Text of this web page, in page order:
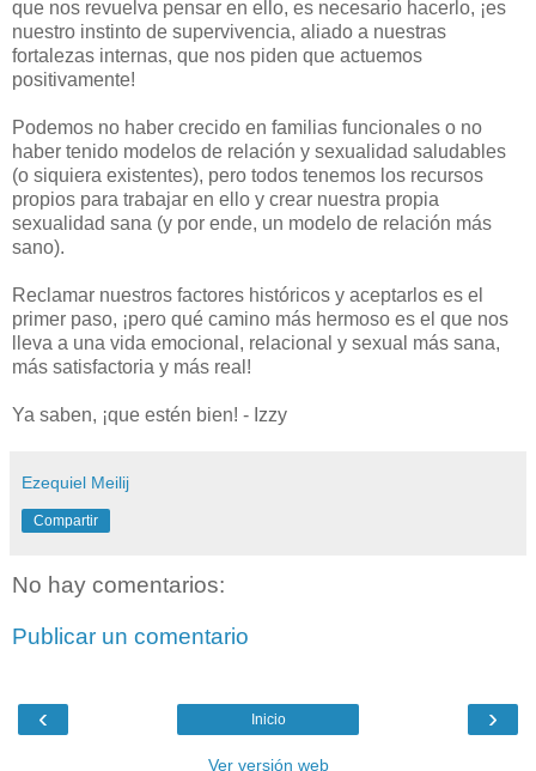
que nos revuelva pensar en ello, es necesario hacerlo, ¡es
nuestro instinto de supervivencia, aliado a nuestras
fortalezas internas, que nos piden que actuemos
positivamente!
Podemos no haber crecido en familias funcionales o no
haber tenido modelos de relación y sexualidad saludables
(o siquiera existentes), pero todos tenemos los recursos
propios para trabajar en ello y crear nuestra propia
sexualidad sana (y por ende, un modelo de relación más
sano).
Reclamar nuestros factores históricos y aceptarlos es el
primer paso, ¡pero qué camino más hermoso es el que nos
lleva a una vida emocional, relacional y sexual más sana,
más satisfactoria y más real!
Ya saben, ¡que estén bien! - Izzy
Ezequiel Meilij
Compartir
No hay comentarios:
Publicar un comentario
‹ ›
Inicio
Ver versión web